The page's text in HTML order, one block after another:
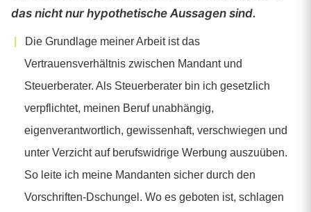
das nicht nur hypothetische Aussagen sind.
Die Grundlage meiner Arbeit ist das
Vertrauensverhältnis zwischen Mandant und
Steuerberater. Als Steuerberater bin ich gesetzlich
verpflichtet, meinen Beruf unabhängig,
eigenverantwortlich, gewissenhaft, verschwiegen und
unter Verzicht auf berufswidrige Werbung auszuüben.
So leite ich meine Mandanten sicher durch den
Vorschriften-Dschungel. Wo es geboten ist, schlagen